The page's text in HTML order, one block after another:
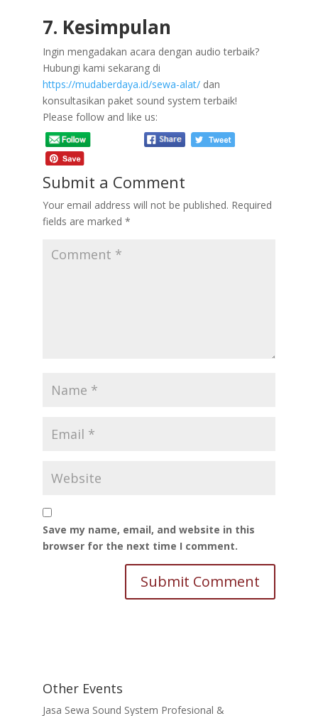
7. Kesimpulan
Ingin mengadakan acara dengan audio terbaik?
Hubungi kami sekarang di
https://mudaberdaya.id/sewa-alat/dan
konsultasikan paket sound system terbaik!
Please follow and like us:
Submit a Comment
Your email address will not be published. Required
fields are marked *
Save my name, email, and website in this
browser for the next time I comment.
Other Events
Jasa Sewa Sound System Profesional &